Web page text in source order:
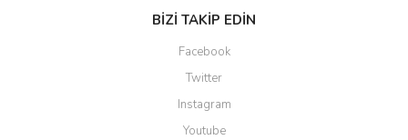
BİZİ TAKİP EDİN
Facebook
Twitter
Instagram
Youtube